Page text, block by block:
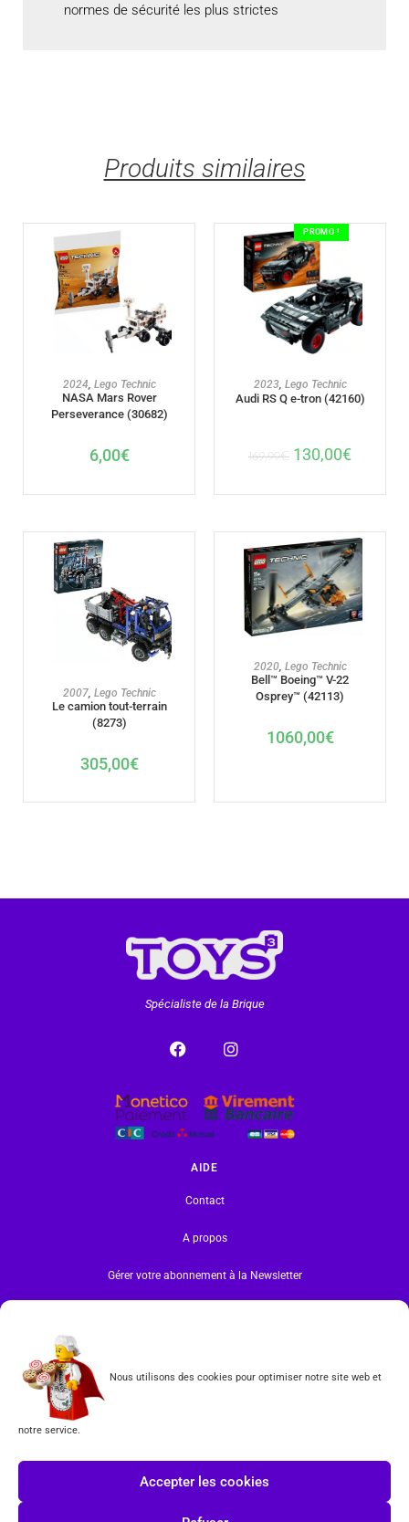
Nous utilisons des cookies pour optimiser notre site web et
notre service.
Accepter les cookies
normes de sécurité les plus strictes
Produits similaires
AJOUTER AU PANIER
2024, Lego Technic
NASA Mars Rover
Perseverance (30682)
6,00€
PROMO !
AJOUTER AU PANIER
2023, Lego Technic
Audi RS Q e-tron (42160)
169,99€ 130,00€
AJOUTER AU PANIER
2007, Lego Technic
Le camion tout-terrain
(8273)
305,00€
AJOUTER AU PANIER
2020, Lego Technic
Bell™ Boeing™ V-22
Osprey™ (42113)
1060,00€
Spécialiste de la Brique
AIDE
Contact
A propos
Gérer votre abonnement à la Newsletter
CGV
marque déposée par The LEGO Group. Les propriétaires des marques respectives citées sur le site
en restent les propriétaires. Tous droits réservés.